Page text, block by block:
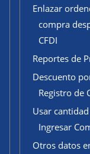
Enlazar
compra
CFDI
Reportes de
Descuento
Registro de
Usar
Ingresar
Otros datos